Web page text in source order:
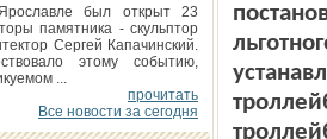
был открыт 23
памятника - скульптор
Сергей Капачинский.
этому событию,
...
прочитать
Все новости за сегодня